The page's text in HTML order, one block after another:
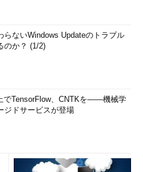
らないWindows Updateのトラブル
のか？ (1/2)
でTensorFlow、CNTKを――機械学
ジドサービスが登場